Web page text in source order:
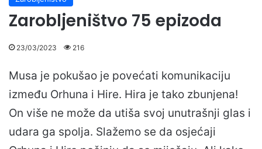
Zarobljeništvo 75 epizoda
23/03/2023 216
Musa je pokušao je povećati komunikaciju
između Orhuna i Hire. Hira je tako zbunjena!
On više ne može da utiša svoj unutrašnji glas i
udara ga spolja. Slažemo se da osjećaji